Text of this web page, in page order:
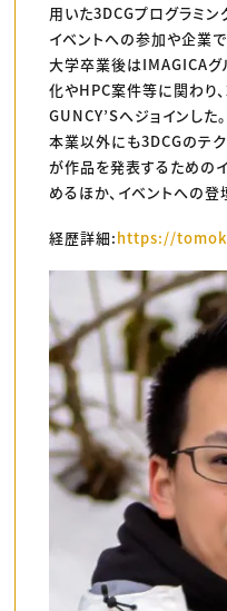
用いた3DCGプログラミ
イベントへの参加や企業で
大学卒業後はIMAGICAグ
化やHPC案件等に関わり
GUNCY’Sへジョインした。
本業以外にも3DCGのテ
が作品を発表するための
めるほか、イベントへの登
経歴詳細:https://